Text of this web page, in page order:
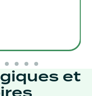
et